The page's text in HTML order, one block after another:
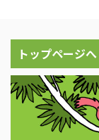
トップページへ